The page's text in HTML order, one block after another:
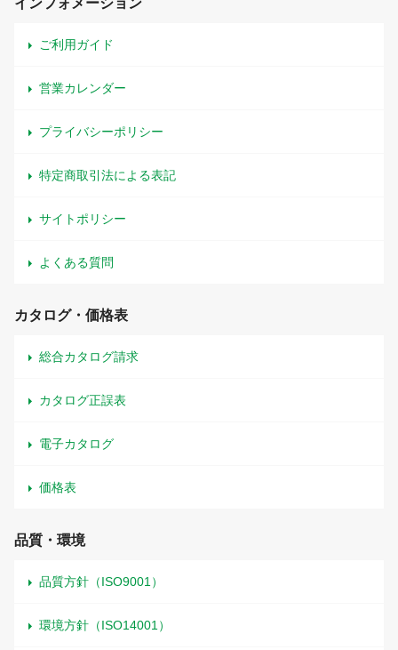
インフォメーション
ご利用ガイド
営業カレンダー
プライバシーポリシー
特定商取引法による表記
サイトポリシー
よくある質問
カタログ・価格表
総合カタログ請求
カタログ正誤表
電子カタログ
価格表
品質・環境
品質方針（ISO9001）
環境方針（ISO14001）